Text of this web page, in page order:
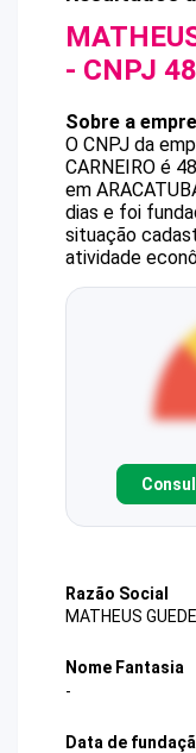
- CNPJ
Sobre a
O CNPJ da
CARNEIRO é
em
dias e foi
situação
atividade
Razão Social
MATHEUS
Nome Fantasia
-
Data de